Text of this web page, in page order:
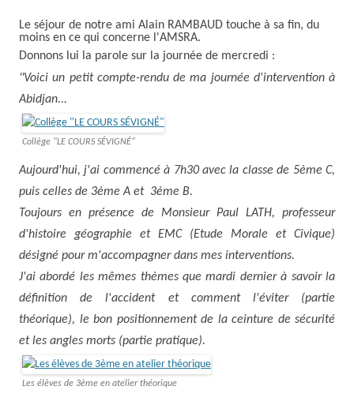
Le séjour de notre ami Alain RAMBAUD touche à sa fin, du
moins en ce qui concerne l'AMSRA.
Donnons lui la parole sur la journée de mercredi :
"Voici un petit compte-rendu de ma journée d'intervention à
Abidjan...
Collège "LE COURS SÉVIGNÉ"
Aujourd'hui, j'ai commencé à 7h30 avec la classe de 5ème C,
puis celles de 3ème A et 3ème B.
Toujours en présence de Monsieur Paul LATH, professeur
d'histoire géographie et EMC (Etude Morale et Civique)
désigné pour m'accompagner dans mes interventions.
J'ai abordé les mêmes thèmes que mardi dernier à savoir la
définition de l'accident et comment l'éviter (partie
théorique), le bon positionnement de la ceinture de sécurité
et les angles morts (partie pratique).
Les élèves de 3ème en atelier théorique